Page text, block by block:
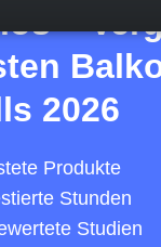
–
2026
Produkte
Stunden
Studien